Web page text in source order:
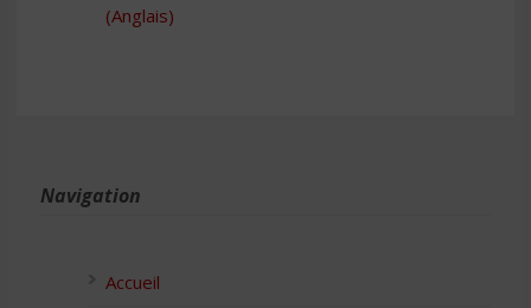
(Anglais)
Navigation
Accueil